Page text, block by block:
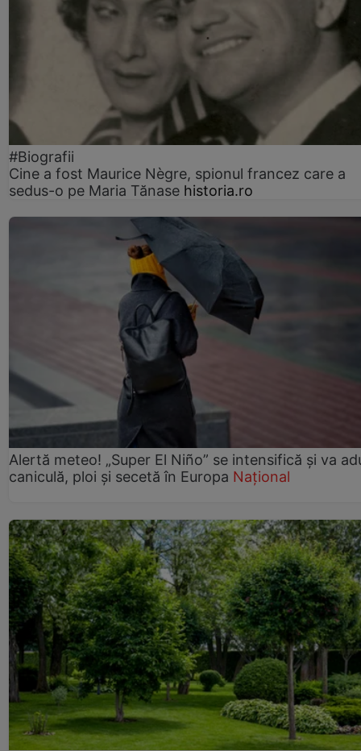
#Biografii
Cine a fost Maurice Nègre, spionul francez care a
sedus-o pe Maria Tănase historia.ro
Alertă meteo! „Super El Niño” se intensifică și va
caniculă, ploi și secetă în Europa Național